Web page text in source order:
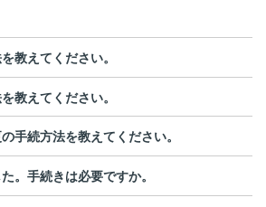
教えてください。
教えてください。
手続方法を教えてください。
。手続きは必要ですか。